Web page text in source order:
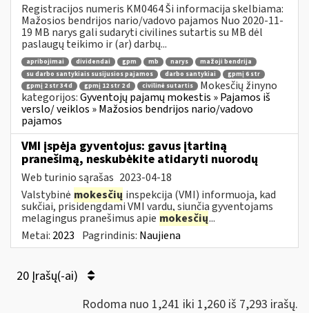
Registracijos numeris KM0464 Ši informacija skelbiama:
Mažosios bendrijos nario/vadovo pajamos Nuo 2020-11-
19 MB narys gali sudaryti civilines sutartis su MB dėl
paslaugų teikimo ir (ar) darbų...
apribojimai dividendai gpm mb narys
mažoji bendrija
su darbo santykiais susijusios pajamos
darbo santykiai
gpmį 6 str
gpmį 2 str 34 d
gpmį 12 str 2 d civilinė sutartis
Mokesčių žinyno
kategorijos:Gyventojų pajamų mokestis » Pajamos iš
verslo/ veiklos » Mažosios bendrijos nario/vadovo
pajamos
VMI įspėja gyventojus: gavus įtartiną
pranešimą, neskubėkite atidaryti nuorodų
Web turinio sąrašas 2023-04-18
Valstybinė mokesčių inspekcija (VMI) informuoja, kad
sukčiai, prisidengdami VMI vardu, siunčia gyventojams
melagingus pranešimus apie mokesčių...
Metai: 2023 Pagrindinis: Naujiena
20 Įrašų(-ai)
Rodoma nuo 1,241 iki 1,260 iš 7,293 irašų.